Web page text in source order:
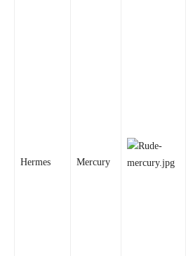
Hermes Mercury